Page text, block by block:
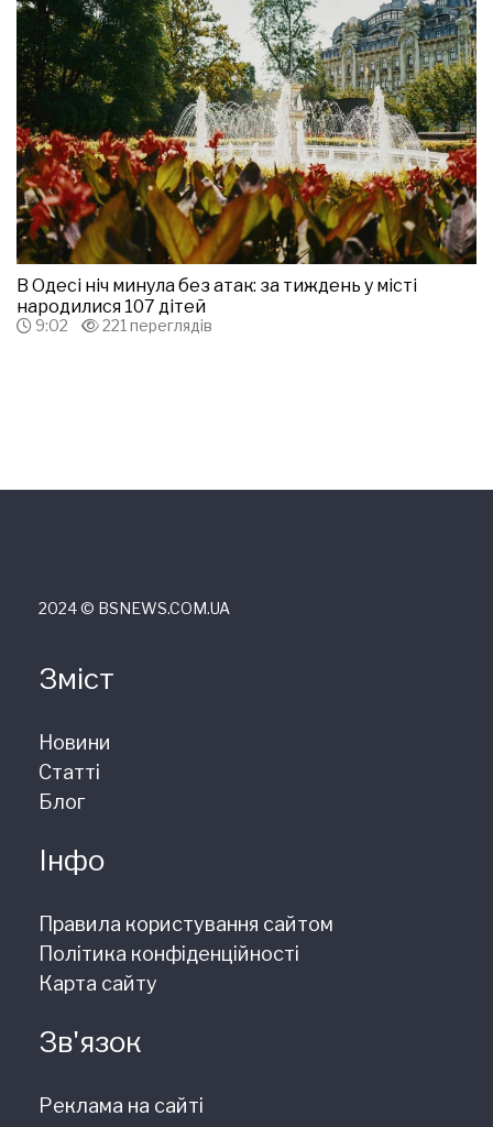
В Одесі ніч минула без атак: за тиждень у місті
народилися 107 дітей
9:02 221 переглядів
2024 © ВSNEWS.COM.UA
Зміст
Новини
Статті
Блог
Інфо
Правила користування сайтом
Політика конфіденційності
Карта сайту
Зв'язок
Реклама на сайті